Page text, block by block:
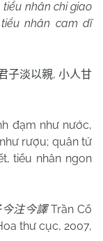
nhân chi giao
nhân cam dĩ
子淡以親, 小人甘
đạm như nước,
rượu; quân tử
tiểu nhân ngon
今注今譯Trần Cổ
thư cục, 2007,